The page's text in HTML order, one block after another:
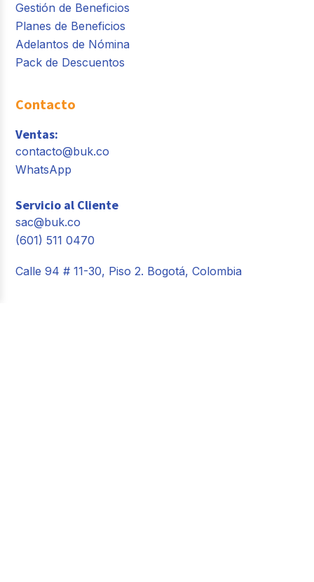
Gestión de Beneficios
Planes de Beneficios
Adelantos de Nómina
Pack de Descuentos
Contacto
Ventas:
contacto@buk.co
WhatsApp
Servicio al Cliente
sac@buk.co
(601) 511 0470
Calle 94 # 11-30, Piso 2. Bogotá, Colombia